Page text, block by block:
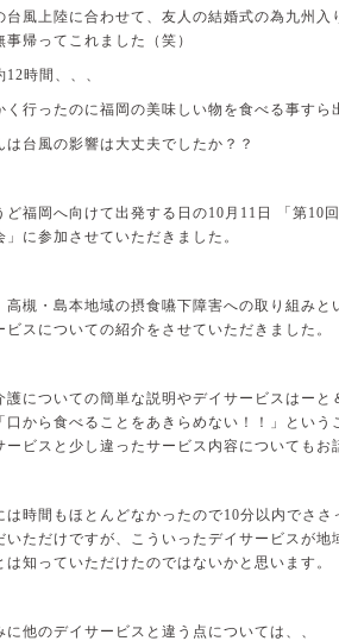
台風上陸に合わせて、友人の結婚式の為九州入
事帰ってこれました（笑）
12時間、、、
く行ったのに福岡の美味しい物を食べる事すら
は台風の影響は大丈夫でしたか？？
ど福岡へ向けて出発する日の10月11日 「第10
」に参加させていただきました。
高槻・島本地域の摂食嚥下障害への取り組みと
ビスについての紹介をさせていただきました。
護についての簡単な説明やデイサービスはーと
口から食べることをあきらめない！！」という
ービスと少し違ったサービス内容についてもお
は時間もほとんどなかったので10分以内でささ
いただけですが、こういったデイサービスが地
は知っていただけたのではないかと思います。
に他のデイサービスと違う点については、、